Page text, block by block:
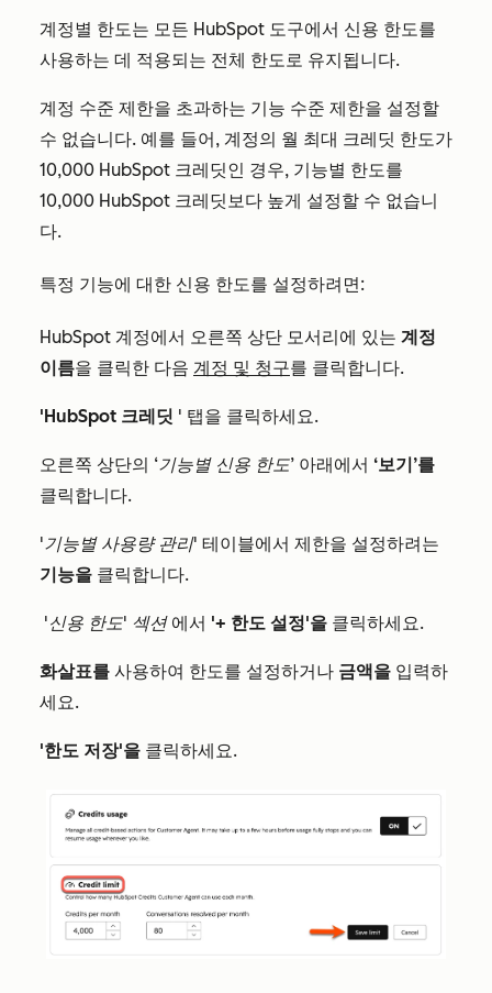
계정별 한도는 모든 HubSpot 도구에서 신용 한도를
사용하는 데 적용되는 전체 한도로 유지됩니다.
계정 수준 제한을 초과하는 기능 수준 제한을 설정할
수 없습니다. 예를 들어, 계정의 월 최대 크레딧 한도가
10,000 HubSpot 크레딧인 경우, 기능별 한도를
10,000 HubSpot 크레딧보다 높게 설정할 수 없습니
다.
특정 기능에 대한 신용 한도를 설정하려면:
HubSpot 계정에서 오른쪽 상단 모서리에 있는 계정
이름을 클릭한 다음 계정 및 청구를 클릭합니다.
'HubSpot 크레딧 ' 탭을 클릭하세요.
오른쪽 상단의 ‘기능별 신용 한도’ 아래에서 ‘보기’를
클릭합니다.
'기능별 사용량 관리' 테이블에서 제한을 설정하려는
기능을 클릭합니다.
'신용 한도' 섹션 에서 '+ 한도 설정'을 클릭하세요.
화살표를 사용하여 한도를 설정하거나 금액을 입력하
세요.
'한도 저장'을 클릭하세요.